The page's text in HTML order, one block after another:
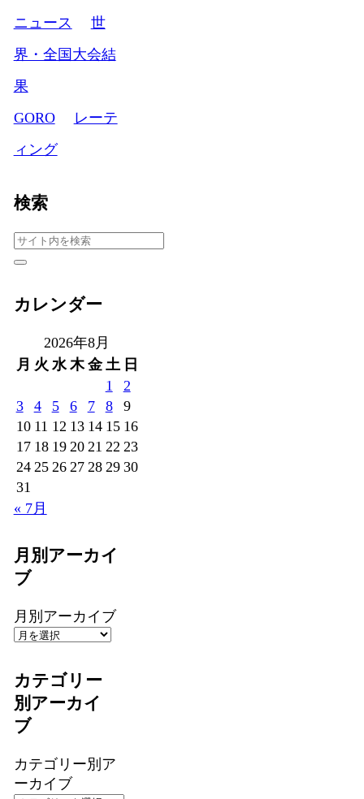
ニュース
世
界・全国大会結
果
GORO
レーテ
ィング
検索
カレンダー
2026年8月
月 火 水 木 金 土 日
1
2
3
4 5 6 7 8
9
10 11 12 13 14 15 16
17 18 19 20 21 22 23
24 25 26 27 28 29 30
31
« 7月
月別アーカイ
ブ
月別アーカイブ
カテゴリー
別アーカイ
ブ
カテゴリー別ア
ーカイブ